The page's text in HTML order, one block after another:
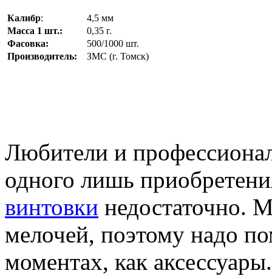
Калибр:
4,5 мм
Масса 1 шт.:
0,35 г.
Фасовка:
500/1000 шт.
Производитель:
ЗМС (г. Томск)
Любители и
одного лишь
винтовки недостаточно.
мелочей, поэтому надо
моментах, как